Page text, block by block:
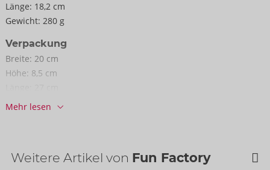
Länge: 18,2 cm
Gewicht: 280 g
Verpackung
Breite: 20 cm
Höhe: 8,5 cm
Informationen
Barcode: 4255821804580 (EAN-13)
Mehr lesen
Weitere Artikel von Fun Factory